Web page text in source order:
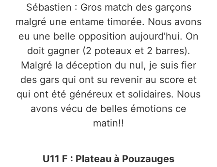
Sébastien : Gros match des garçons
malgré une entame timorée. Nous avons
eu une belle opposition aujourd’hui. On
doit gagner (2 poteaux et 2 barres).
Malgré la déception du nul, je suis fier
des gars qui ont su revenir au score et
qui ont été généreux et solidaires. Nous
avons vécu de belles émotions ce
matin!!
U11 F : Plateau à Pouzauges